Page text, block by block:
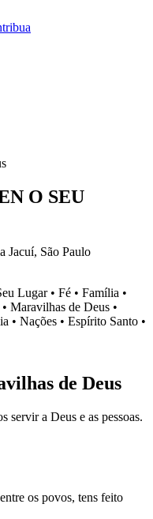
O SEU
Jacuí, São Paulo
Lugar • Fé • Família •
Maravilhas de Deus •
• Nações • Espírito Santo •
de Deus
servir a Deus e as pessoas.
os povos, tens feito